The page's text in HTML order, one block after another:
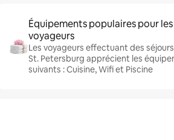
Équipements populaires pour les
voyageurs
Les voyageurs effectuant des
St. Petersburg apprécient les
suivants : Cuisine, Wifi et Piscine